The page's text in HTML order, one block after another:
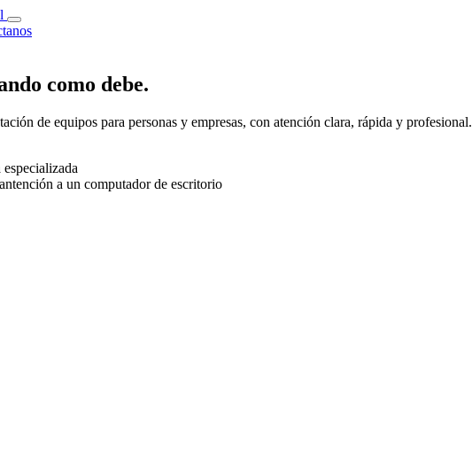
como debe.
de equipos para personas y empresas, con atención clara, rápida y profesional.